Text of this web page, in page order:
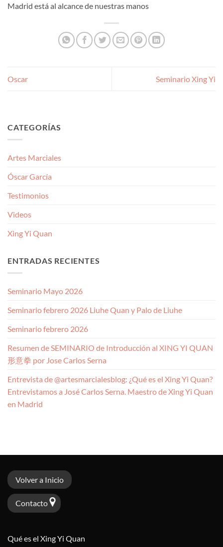
Madrid está al alcance de nuestras manos
Oscar Seminario Xing Yi
CATEGORÍAS
Artes Marciales
Óscar García
Testimonios
Videos
Xing Yi Quan
ENTRADAS RECIENTES
Seminario Mayo 2026
Seminario febrero 2026 Liuhe Quan y Palo de Liuhe
Seminario febrero 2026
Resumen de SEMINARIO de Introducción al XING YI QUAN
形意拳 por Jose Carlos Serna
Entrevista de @artesmarcialesblog: ¿Qué es el Xing Yi Quan?
Entrevistamos a José Carlos Serna. Maestro de Xing Yi Quan
en Madrid
Volver a Inicio
Contacto
Qué es el Xing Yi Quan